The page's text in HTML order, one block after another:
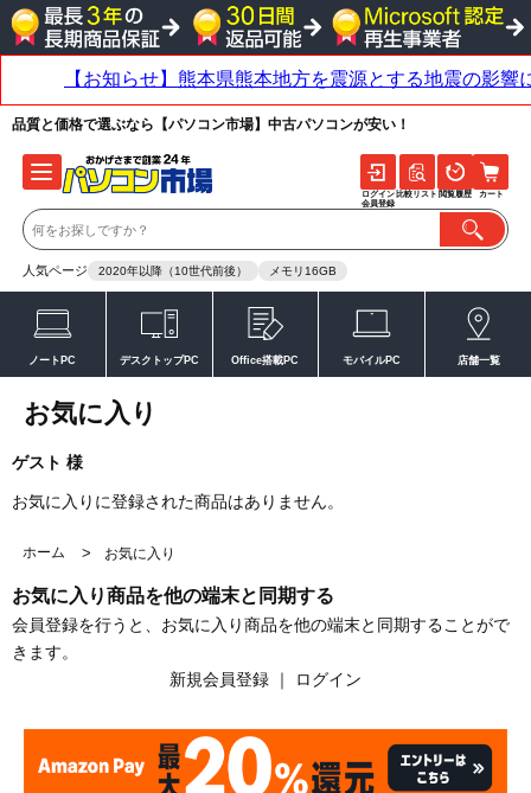
品質と価格で選ぶなら【パソコン市場】中古パソコンが安い！
人気ページ 2020年以降（10世代前後） メモリ16GB
ログイン
会員登録
比較リスト 閲覧履歴 カート
ノートPC デスクトップPC Office搭載PC モバイルPC 店舗一覧
お気に入り
ゲスト 様
お気に入りに登録された商品はありません。
ホーム > お気に入り
お気に入り商品を他の端末と同期する
会員登録を行うと、お気に入り商品を他の端末と同期することがで
きます。
新規会員登録 ｜ ログイン